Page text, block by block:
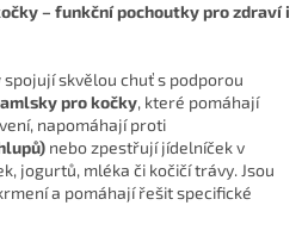
– funkční pochoutky pro zdraví i
spojují skvělou chuť s podporou
pro kočky, které pomáhají
napomáhají proti
nebo zpestřují jídelníček v
jogurtů, mléka či kočičí trávy. Jsou
a pomáhají řešit specifické